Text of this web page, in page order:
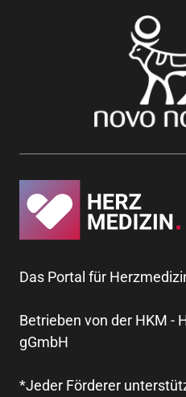
Das Portal für
Betrieben von der HKM -
gGmbH
*Jeder Förderer